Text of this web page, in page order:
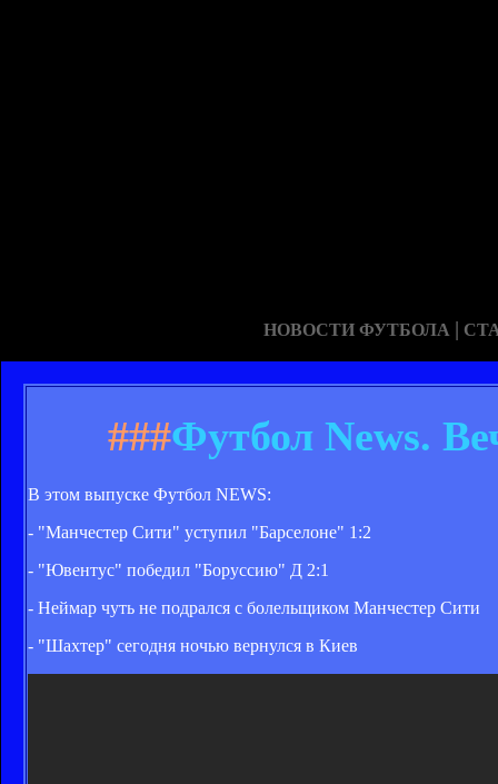
НОВОСТИ ФУТБОЛА |
###Футбол News.
В этом выпуске Футбол NEWS:
- "Манчестер Сити" уступил "Барселоне" 1:2
- "Ювентус" победил "Боруссию" Д 2:1
- Неймар чуть не подрался с болельщиком Манчестер Сити
- "Шахтер" сегодня ночью вернулся в Киев